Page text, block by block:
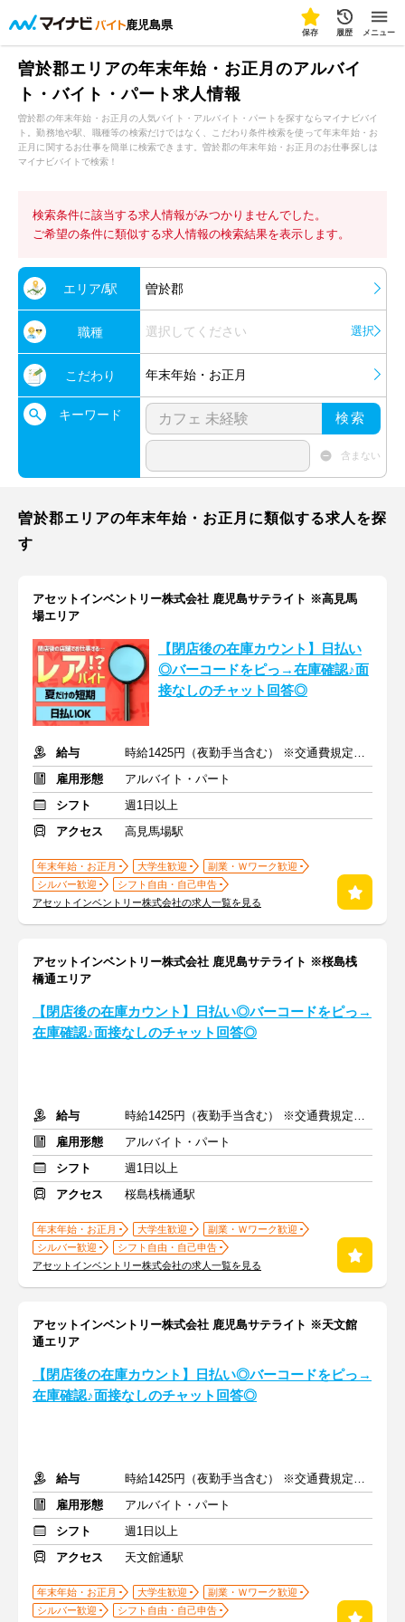
鹿児島県
保存 履歴 メニュー
曽於郡エリアの年末年始・お正月のアルバイ
ト・バイト・パート求人情報
曽於郡の年末年始・お正月の人気バイト・アルバイト・パートを探すならマイナビバイ
ト。勤務地や駅、職種等の検索だけではなく、こだわり条件検索を使って年末年始・お
正月に関するお仕事を簡単に検索できます。曽於郡の年末年始・お正月のお仕事探しは
マイナビバイトで検索！
検索条件に該当する求人情報がみつかりませんでした。
ご希望の条件に類似する求人情報の検索結果を表示します。
エリア/駅 曽於郡
職種 選択してください 選択
こだわり 年末年始・お正月
キーワード 検索
含まない
曽於郡エリアの年末年始・お正月に類似する求人を探
す
アセットインベントリー株式会社 鹿児島サテライト ※高見馬
場エリア
【閉店後の在庫カウント】日払い
◎バーコードをピっ→在庫確認♪面
接なしのチャット回答◎
給与
時給1425円（夜勤手当含む） ※交通費規定内支給
雇用形態
アルバイト・パート
シフト
週1日以上
アクセス
高見馬場駅
年末年始・お正月 大学生歓迎
副業・Ｗワーク歓迎
シルバー歓迎
シフト自由・自己申告
アセットインベントリー株式会社の求人一覧を見る
アセットインベントリー株式会社 鹿児島サテライト ※桜島桟
橋通エリア
【閉店後の在庫カウント】日払い◎バーコードをピっ→
在庫確認♪面接なしのチャット回答◎
給与
時給1425円（夜勤手当含む） ※交通費規定内支給
雇用形態
アルバイト・パート
シフト
週1日以上
アクセス
桜島桟橋通駅
年末年始・お正月 大学生歓迎
副業・Ｗワーク歓迎
シルバー歓迎
シフト自由・自己申告
アセットインベントリー株式会社の求人一覧を見る
アセットインベントリー株式会社 鹿児島サテライト ※天文館
通エリア
【閉店後の在庫カウント】日払い◎バーコードをピっ→
在庫確認♪面接なしのチャット回答◎
給与
時給1425円（夜勤手当含む） ※交通費規定内支給
雇用形態
アルバイト・パート
シフト
週1日以上
アクセス
天文館通駅
年末年始・お正月 大学生歓迎
副業・Ｗワーク歓迎
シルバー歓迎
シフト自由・自己申告